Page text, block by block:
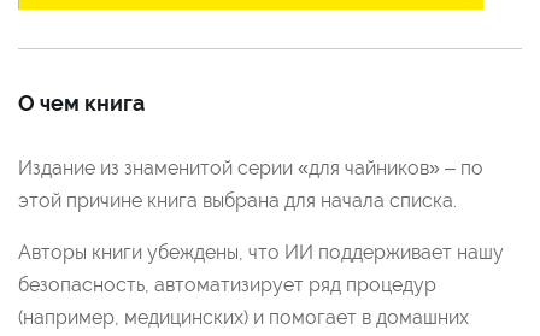
О чем книга
Издание из знаменитой серии «для чайников» – по
этой причине книга выбрана для начала списка.
Авторы книги убеждены, что ИИ поддерживает нашу
безопасность, автоматизирует ряд процедур
(например, медицинских) и помогает в домашних